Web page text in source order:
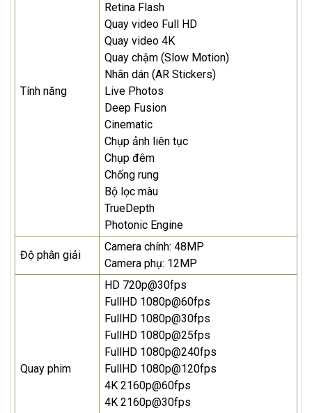
Tính năng
Retina Flash
Quay video Full HD
Quay video 4K
Quay chậm (Slow Motion)
Nhãn dán (AR Stickers)
Live Photos
Deep Fusion
Cinematic
Chụp ảnh liên tục
Chụp đêm
Chống rung
Bộ lọc màu
TrueDepth
Photonic Engine
Độ phân giải
Camera chính: 48MP
Camera phụ: 12MP
Quay phim
HD 720p@30fps
FullHD 1080p@60fps
FullHD 1080p@30fps
FullHD 1080p@25fps
FullHD 1080p@240fps
FullHD 1080p@120fps
4K 2160p@60fps
4K 2160p@30fps